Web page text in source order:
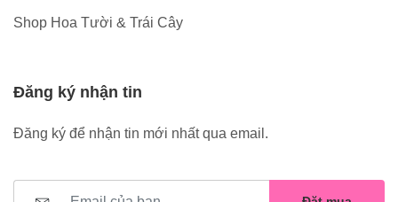
Shop Hoa Tười & Trái Cây
Đăng ký nhận tin
Đăng ký để nhận tin mới nhất qua email.